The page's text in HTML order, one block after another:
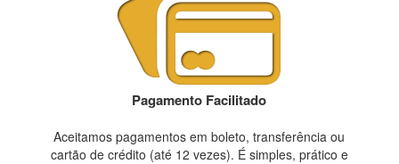
Pagamento Facilitado
Aceitamos pagamentos em boleto, transferência ou
cartão de crédito (até 12 vezes). É simples, prático e